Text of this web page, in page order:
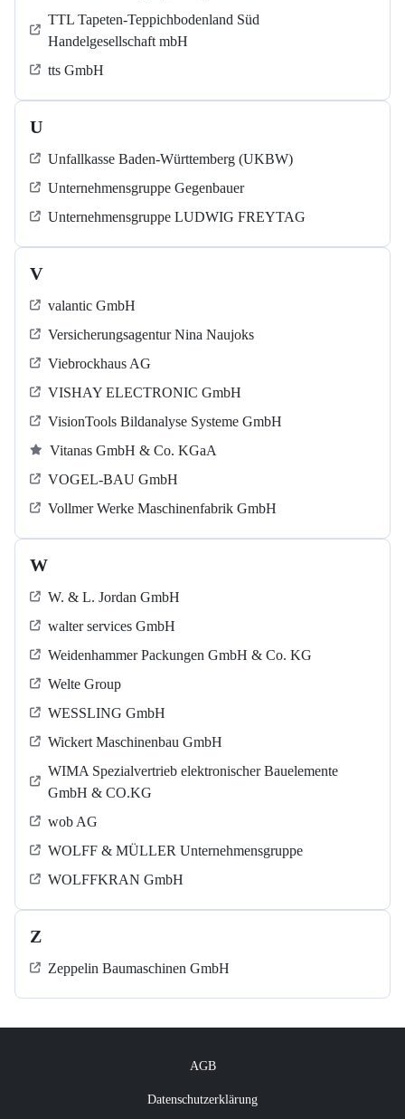
TTL Tapeten-Teppichbodenland Süd
Handelgesellschaft mbH
tts GmbH
U
Unfallkasse Baden-Württemberg (UKBW)
Unternehmensgruppe Gegenbauer
Unternehmensgruppe LUDWIG FREYTAG
V
valantic GmbH
Versicherungsagentur Nina Naujoks
Viebrockhaus AG
VISHAY ELECTRONIC GmbH
VisionTools Bildanalyse Systeme GmbH
Vitanas GmbH & Co. KGaA
VOGEL-BAU GmbH
Vollmer Werke Maschinenfabrik GmbH
W
W. & L. Jordan GmbH
walter services GmbH
Weidenhammer Packungen GmbH & Co. KG
Welte Group
WESSLING GmbH
Wickert Maschinenbau GmbH
WIMA Spezialvertrieb elektronischer Bauelemente
GmbH & CO.KG
wob AG
WOLFF & MÜLLER Unternehmensgruppe
WOLFFKRAN GmbH
Z
Zeppelin Baumaschinen GmbH
AGB
Datenschutzerklärung